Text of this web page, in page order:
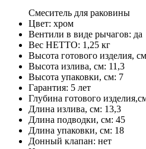
Смеситель для раковины
Цвет: хром
Вентили в виде рычагов: да
Вес НЕТТО: 1,25 кг
Высота готового изделия,
Высота излива, см: 11,3
Высота упаковки, см: 7
Гарантия: 5 лет
Глубина готового
Длина излива, см: 13,3
Длина подводки, см: 45
Длина упаковки, см: 18
Донный клапан: нет